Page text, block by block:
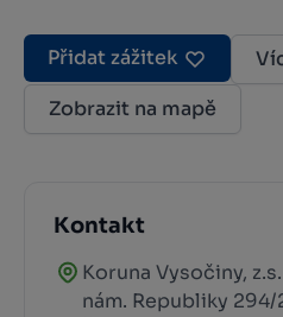
Přidat zážitek
Zobrazit na mapě
Kontakt
Koruna Vysočiny, z.s.
nám. Republiky 294/